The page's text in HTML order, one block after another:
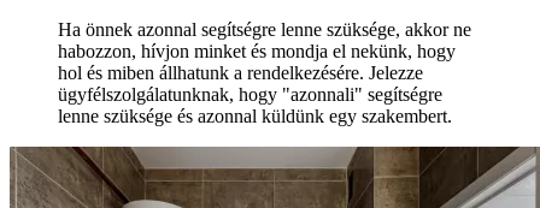
Ha önnek azonnal segítségre lenne szüksége, akkor ne
habozzon, hívjon minket és mondja el nekünk, hogy
hol és miben állhatunk a rendelkezésére. Jelezze
ügyfélszolgálatunknak, hogy "azonnali" segítségre
lenne szüksége és azonnal küldünk egy szakembert.